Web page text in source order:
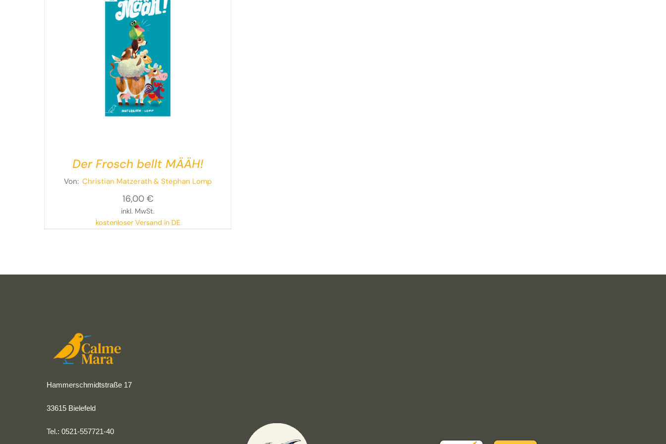
Der Frosch bellt MÄÄH!
Von: Christian Matzerath & Stephan Lomp
16,00 €
inkl. MwSt.
kostenloser Versand in DE
Hammerschmidtstraße 17
33615 Bielefeld
Tel.: 0521-557721-40